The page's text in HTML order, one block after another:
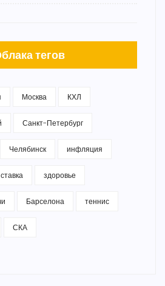
тегов
Москва КХЛ
Санкт-Петербург
Челябинск инфляция
здоровье
Барселона теннис
СКА